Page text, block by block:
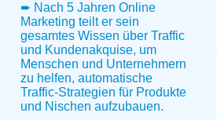
➨ Nach 5 Jahren Online
Marketing teilt er sein
gesamtes Wissen über Traffic
und Kundenakquise, um
Menschen und Unternehmern
zu helfen, automatische
Traffic-Strategien für Produkte
und Nischen aufzubauen.